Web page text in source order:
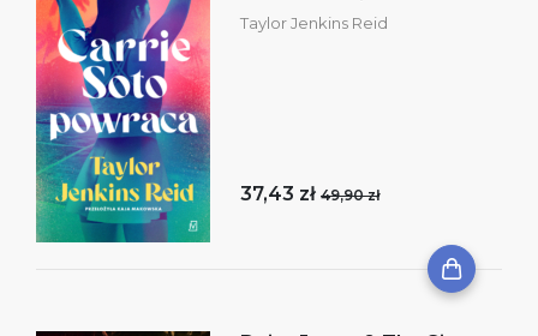
Taylor Jenkins Reid
37,43 zł 49,90 zł